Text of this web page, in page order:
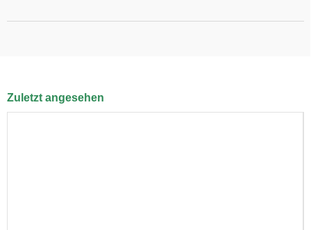
Zuletzt angesehen